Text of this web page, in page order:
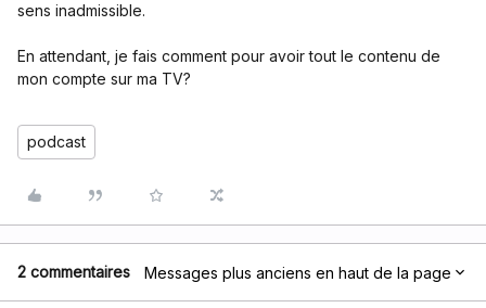
sens inadmissible.
En attendant, je fais comment pour avoir tout le contenu de
mon compte sur ma TV?
podcast
2 commentaires Messages plus anciens en haut de la page